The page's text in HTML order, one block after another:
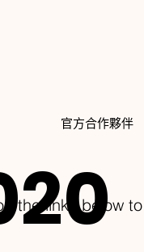
官方合作夥伴
the links below to